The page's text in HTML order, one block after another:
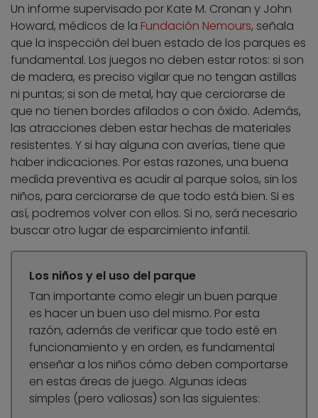
Un informe supervisado por Kate M. Cronan y John
Howard, médicos de la Fundación Nemours, señala
que la inspección del buen estado de los parques es
fundamental. Los juegos no deben estar rotos: si son
de madera, es preciso vigilar que no tengan astillas
ni puntas; si son de metal, hay que cerciorarse de
que no tienen bordes afilados o con óxido. Además,
las atracciones deben estar hechas de materiales
resistentes. Y si hay alguna con averías, tiene que
haber indicaciones. Por estas razones, una buena
medida preventiva es acudir al parque solos, sin los
niños, para cerciorarse de que todo está bien. Si es
así, podremos volver con ellos. Si no, será necesario
buscar otro lugar de esparcimiento infantil.
Los niños y el uso del parque
Tan importante como elegir un buen parque
es hacer un buen uso del mismo. Por esta
razón, además de verificar que todo esté en
funcionamiento y en orden, es fundamental
enseñar a los niños cómo deben comportarse
en estas áreas de juego. Algunas ideas
simples (pero valiosas) son las siguientes: